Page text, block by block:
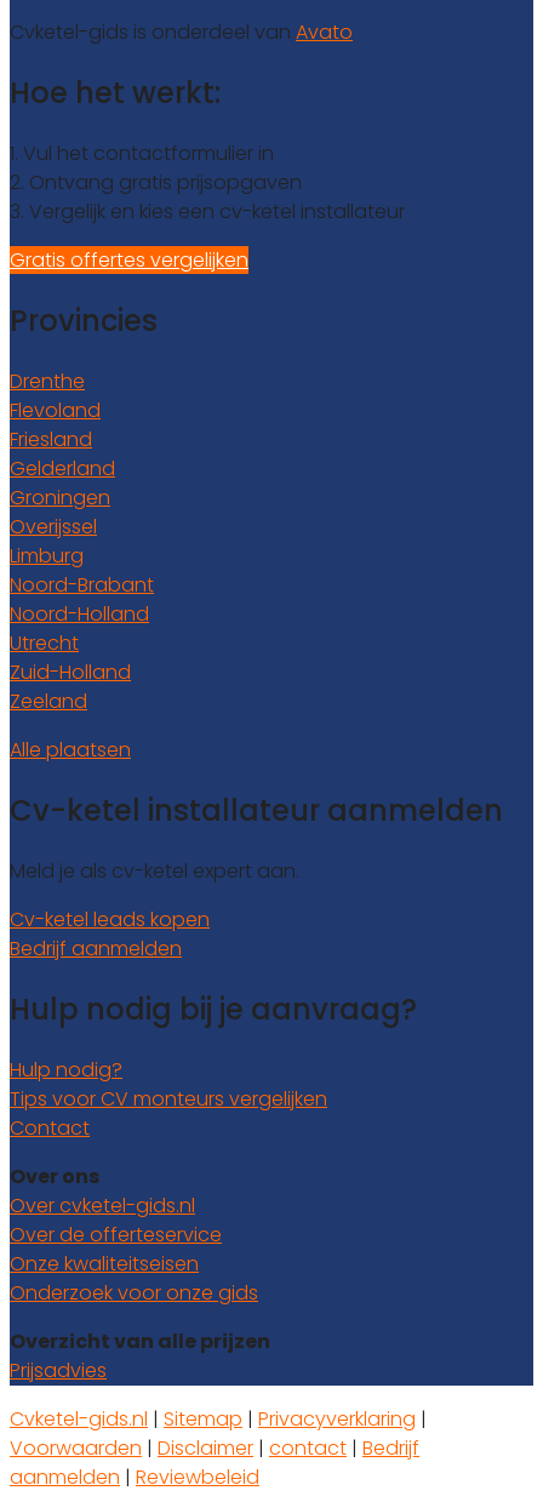
Cvketel-gids is onderdeel van Avato
Hoe het werkt:
1. Vul het contactformulier in
2. Ontvang gratis prijsopgaven
3. Vergelijk en kies een cv-ketel installateur
Gratis offertes vergelijken
Provincies
Drenthe
Flevoland
Friesland
Gelderland
Groningen
Overijssel
Limburg
Noord-Brabant
Noord-Holland
Utrecht
Zuid-Holland
Zeeland
Alle plaatsen
Cv-ketel installateur aanmelden
Meld je als cv-ketel expert aan.
Cv-ketel leads kopen
Bedrijf aanmelden
Hulp nodig bij je aanvraag?
Hulp nodig?
Tips voor CV monteurs vergelijken
Contact
Over ons
Over cvketel-gids.nl
Over de offerteservice
Onze kwaliteitseisen
Onderzoek voor onze gids
Overzicht van alle prijzen
Prijsadvies
Cvketel-gids.nl | Sitemap | Privacyverklaring |
Voorwaarden | Disclaimer | contact | Bedrijf
aanmelden | Reviewbeleid